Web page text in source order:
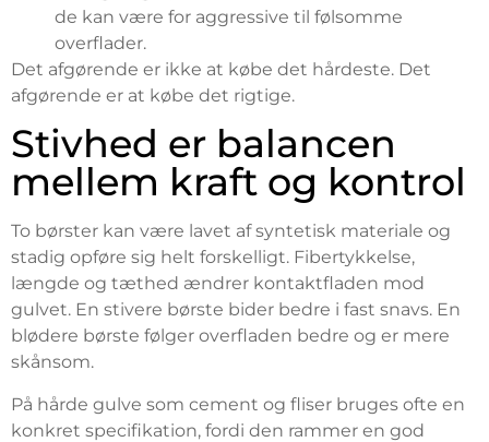
de kan være for aggressive til følsomme
overflader.
Det afgørende er ikke at købe det hårdeste. Det
afgørende er at købe det rigtige.
Stivhed er balancen
mellem kraft og kontrol
To børster kan være lavet af syntetisk materiale og
stadig opføre sig helt forskelligt. Fibertykkelse,
længde og tæthed ændrer kontaktfladen mod
gulvet. En stivere børste bider bedre i fast snavs. En
blødere børste følger overfladen bedre og er mere
skånsom.
På hårde gulve som cement og fliser bruges ofte en
konkret specifikation, fordi den rammer en god